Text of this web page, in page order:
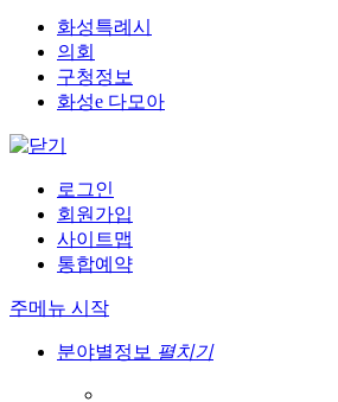
화성특례시
의회
구청정보
화성e 다모아
로그인
회원가입
사이트맵
통합예약
주메뉴 시작
분야별정보 펼치기